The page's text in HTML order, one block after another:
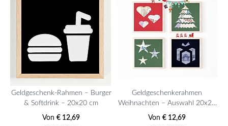
Geldgeschenk-Rahmen – Burger
& Softdrink – 20x20 cm
Von € 12,69
Geldgeschenkerahmen
Weihnachten – Auswahl 20x20
cm
Von € 12,69